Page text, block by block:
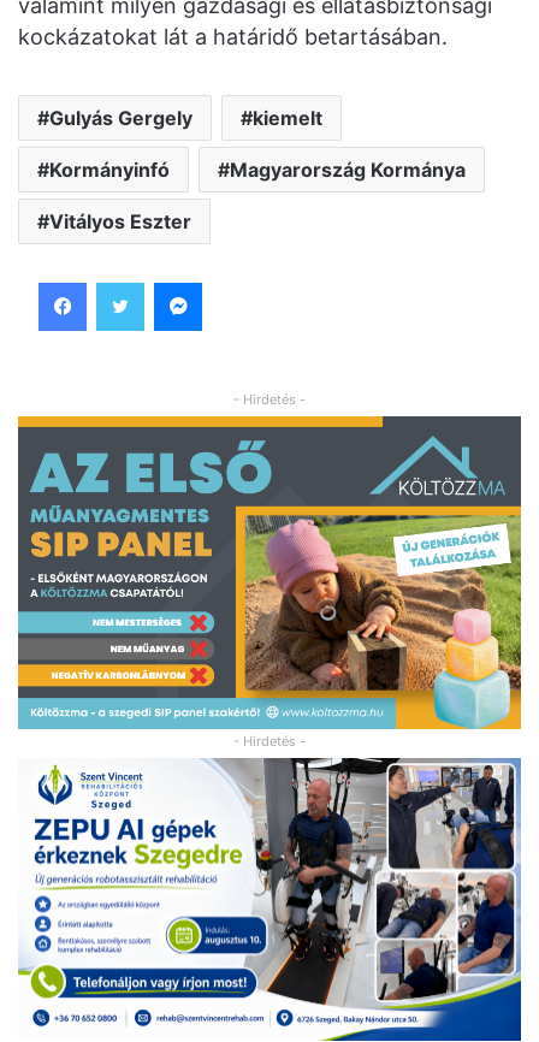
kockázatokat lát a határidő betartásában.
Gulyás Gergely kiemelt
Kormányinfó Magyarország Kormánya
Vitályos Eszter
- Hirdetés -
- Hirdetés -